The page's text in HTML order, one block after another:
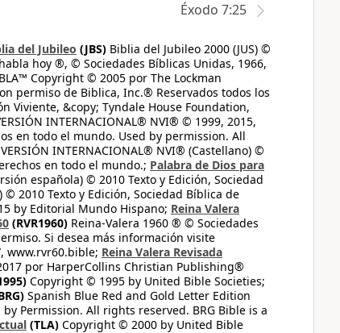
Éxodo 7:25
del Jubileo (JBS) Biblia del Jubileo 2000 (JUS) ©
hoy ®, © Sociedades Bíblicas Unidas, 1966,
Copyright © 2005 por The Lockman
permiso de Biblica, Inc.® Reservados todos los
Viviente, &copy; Tyndale House Foundation,
INTERNACIONAL® NVI® © 1999, 2015,
en todo el mundo. Used by permission. All
INTERNACIONAL® NVI® (Castellano) ©
en todo el mundo.; Palabra de Dios para
española) © 2010 Texto y Edición, Sociedad
2010 Texto y Edición, Sociedad Bíblica de
by Editorial Mundo Hispano; Reina Valera
(RVR1960) Reina-Valera 1960 ® © Sociedades
Si desea más información visite
www.rvr60.bible; Reina Valera Revisada
por HarperCollins Christian Publishing®
Copyright © 1995 by United Bible Societies;
Spanish Blue Red and Gold Letter Edition
Permission. All rights reserved. BRG Bible is a
(TLA) Copyright © 2000 by United Bible